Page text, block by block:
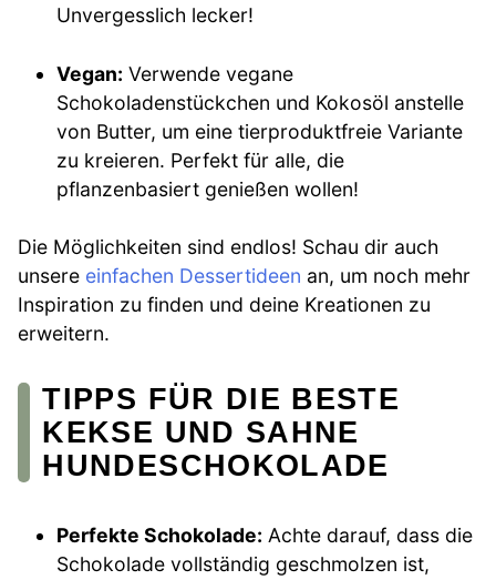
Unvergesslich lecker!
Vegan: Verwende vegane
Schokoladenstückchen und Kokosöl anstelle
von Butter, um eine tierproduktfreie Variante
zu kreieren. Perfekt für alle, die
pflanzenbasiert genießen wollen!
Die Möglichkeiten sind endlos! Schau dir auch
unsere einfachen Dessertideen an, um noch mehr
Inspiration zu finden und deine Kreationen zu
erweitern.
TIPPS FÜR DIE BESTE
KEKSE UND SAHNE
HUNDESCHOKOLADE
Perfekte Schokolade: Achte darauf, dass die
Schokolade vollständig geschmolzen ist,